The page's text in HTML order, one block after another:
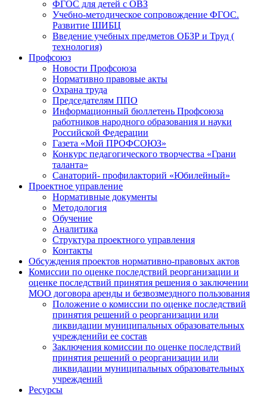
ФГОС для детей с ОВЗ
Учебно-методическое сопровождение ФГОС.
Развитие ШИБЦ
Введение учебных предметов ОБЗР и Труд (
технология)
Профсоюз
Новости Профсоюза
Нормативно правовые акты
Охрана труда
Председателям ППО
Информационный бюллетень Профсоюза
работников народного образования и науки
Российской Федерации
Газета «Мой ПРОФСОЮЗ»
Конкурс педагогического творчества «Грани
таланта»
Санаторий- профилакторий «Юбилейный»
Проектное управление
Нормативные документы
Методология
Обучение
Аналитика
Структура проектного управления
Контакты
Обсуждения проектов нормативно-правовых актов
Комиссии по оценке последствий реорганизации и
оценке последствий принятия решения о заключении
МОО договора аренды и безвозмездного пользования
Положение о комиссии по оценке последствий
принятия решений о реорганизации или
ликвидации муниципальных образовательных
учрежденийи ее состав
Заключения комиссии по оценке последствий
принятия решений о реорганизации или
ликвидации муниципальных образовательных
учреждений
Ресурсы